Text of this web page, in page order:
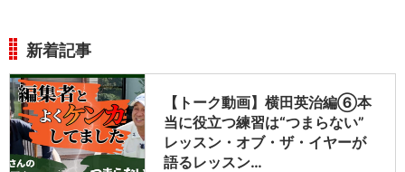
新着記事
【トーク動画】横田英治編⑥本
当に役立つ練習は“つまらない”
レッスン・オブ・ザ・イヤーが
語るレッスン…